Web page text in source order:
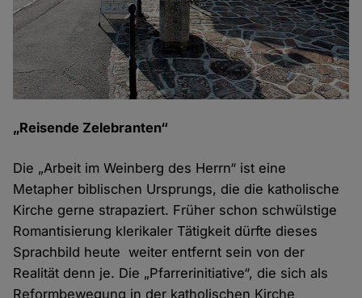
„Reisende Zelebranten“
Die „Arbeit im Weinberg des Herrn“ ist eine
Metapher biblischen Ursprungs, die die katholische
Kirche gerne strapaziert. Früher schon schwülstige
Romantisierung klerikaler Tätigkeit dürfte dieses
Sprachbild heute weiter entfernt sein von der
Realität denn je. Die „Pfarrerinitiative“, die sich als
Reformbewegung in der katholischen Kirche